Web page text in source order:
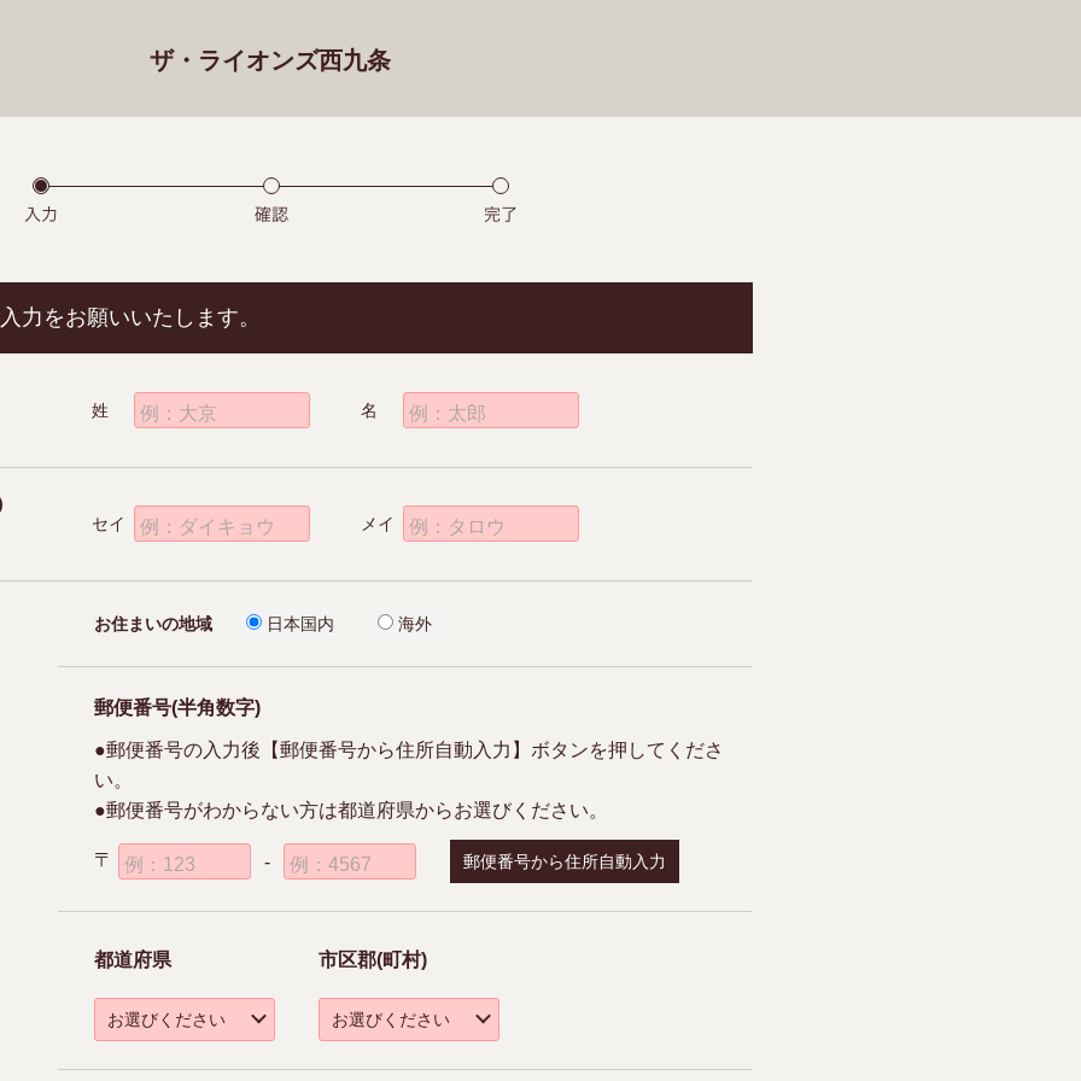
ザ・ライオンズ西九条
力をお願いいたします。
姓 例：大京 名 例：太郎
セイ 例：ダイキョウ メイ 例：タロウ
お住まいの地域 日本国内 海外
郵便番号(半角数字)
●郵便番号の入力後【郵便番号から住所自動入力】ボタンを押してくださ
い。
●郵便番号がわからない方は都道府県からお選びください。
〒 例：123 - 例：4567
都道府県 市区郡(町村)